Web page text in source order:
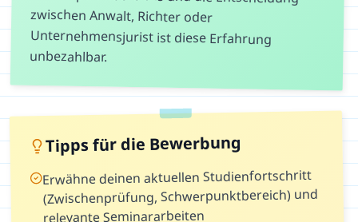
unbezahlbar.
Tipps für die Bewerbung
Erwähne deinen aktuellen Studienfortschritt
(Zwischenprüfung, Schwerpunktbereich) und
relevante Seminararbeiten